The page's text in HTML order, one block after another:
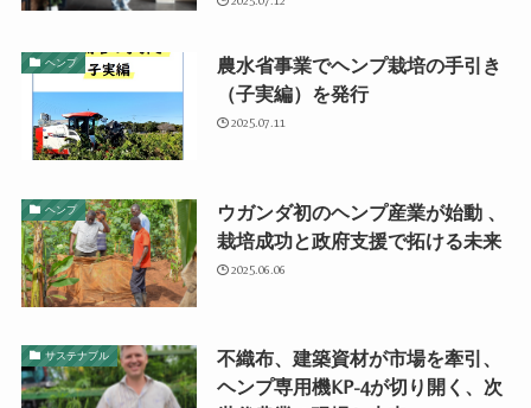
ヘンプ
農水省事業でヘンプ栽培の手引き
（子実編）を発行
2025.07.11
ヘンプ
ウガンダ初のヘンプ産業が始動 、
栽培成功と政府支援で拓ける未来
2025.06.06
サステナブル
不織布、建築資材が市場を牽引、
ヘンプ専用機KP-4が切り開く、次